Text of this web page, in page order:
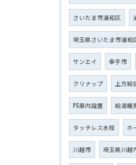
さいたま市浦和区
埼玉県さいたま市浦和
サンエイ 幸手市
クリナップ 上方給
PS扉内設置 給湯暖
タッチレス水栓 ホ
川越市 埼玉県川越